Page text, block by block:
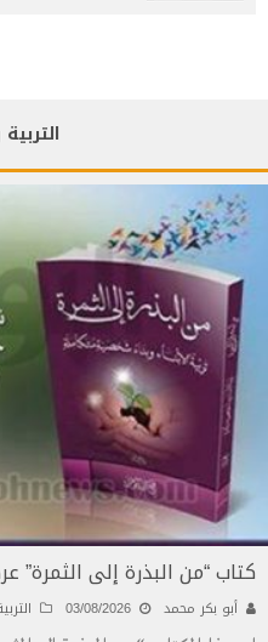
كتاب “من البذرة إلى الثمرة”
أبو بكر محمد 03/08/2026